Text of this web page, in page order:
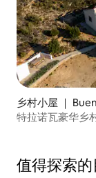
乡村小屋 ｜
特拉诺瓦豪华乡
值得探索